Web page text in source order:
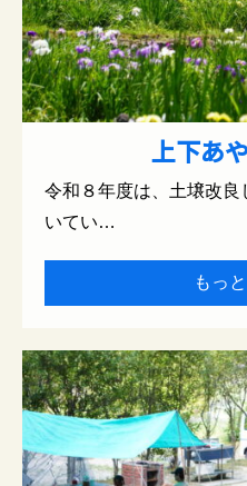
上下あ
令和８年度は、土壌改
いてい…
もっ